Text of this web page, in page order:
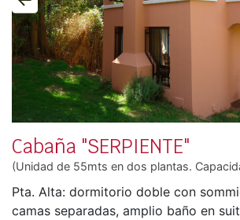
Cabaña "SERPIENTE"
(Unidad de 55mts en dos plantas.
Pta. Alta: dormitorio doble con
camas separadas, amplio baño en
Anterior